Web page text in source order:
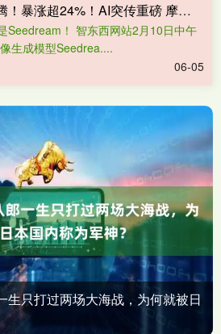
恒力配资 彻底沸腾！暴涨超24%！AI突传重磅 摩根大通火线发声！
Seedream！ 智东西网站2月10日中午
生成模型Seedrea....
06-05
生只打过两场大海战，为何就被日